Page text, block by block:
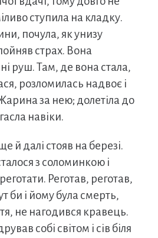
ступила на кладку.
почула, як унизу
страх. Вона
руш. Там, де вона стала,
розломилась надвоє і
за нею; долетіла до
навіки.
й далі стояв на березі.
з соломинкою і
Реготав, реготав,
би і йому була смерть,
не нагодився кравець.
собі світом і сів біля